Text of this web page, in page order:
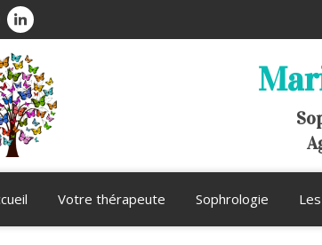
Votre thérapeute Sophrologie